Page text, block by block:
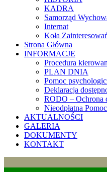
KADRA
Samorząd
Internat
Koła
Strona Główna
INFORMACJE
Procedura
PLAN DNIA
Pomoc
Deklaracja
RODO – Ochrona
Nieodpłatna
AKTUALNOŚCI
GALERIA
DOKUMENTY
KONTAKT